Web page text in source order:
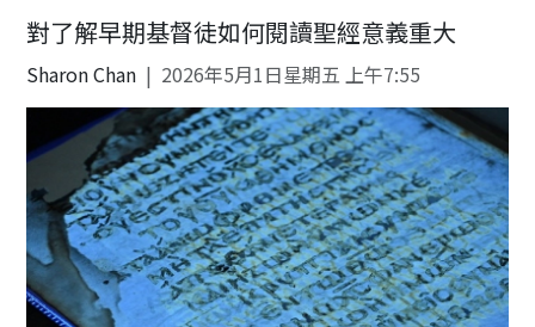
對了解早期基督徒如何閱讀聖經意義重大
Sharon Chan 2026年5月1日星期五 上午7:55